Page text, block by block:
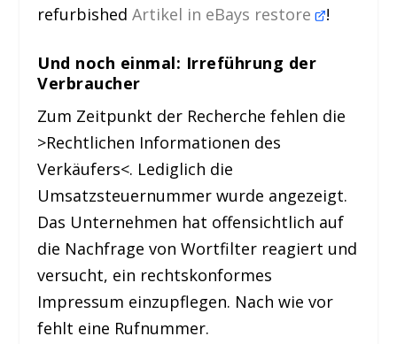
refurbishedArtikel in eBays restore !
Und noch einmal: Irreführung der
Verbraucher
Zum Zeitpunkt der Recherche fehlen die
>Rechtlichen Informationen des
Verkäufers<. Lediglich die
Umsatzsteuernummer wurde angezeigt.
Das Unternehmen hat offensichtlich auf
die Nachfrage von Wortfilter reagiert und
versucht, ein rechtskonformes
Impressum einzupflegen. Nach wie vor
fehlt eine Rufnummer.